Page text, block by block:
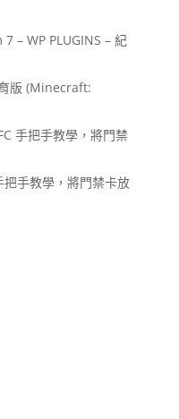
– WP PLUGINS – 紀
版 (Minecraft:
手把手教學，將門禁
手教學，將門禁卡放